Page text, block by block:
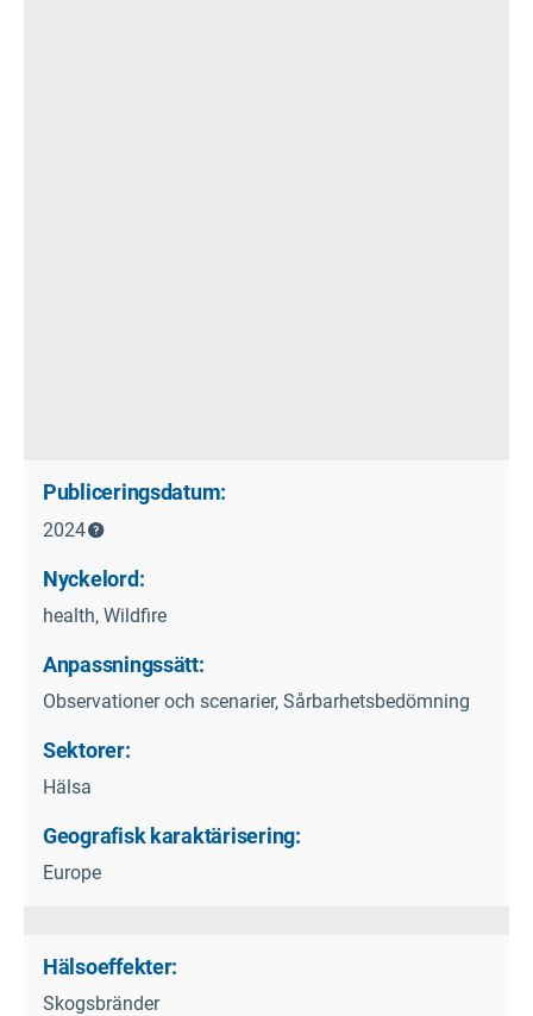
Publiceringsdatum:
2024
Nyckelord:
health, Wildfire
Anpassningssätt:
Observationer och scenarier, Sårbarhetsbedömning
Sektorer:
Hälsa
Geografisk karaktärisering:
Europe
Hälsoeffekter:
Skogsbränder